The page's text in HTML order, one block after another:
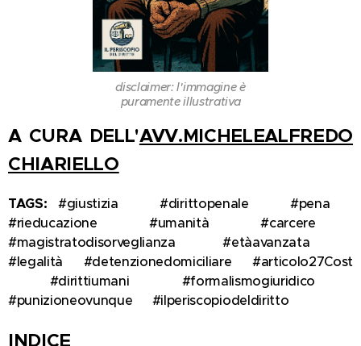
disclaimer: l'immagine è
puramente illustrativa
A CURA DELL'AVV.MICHELEALFREDO
CHIARIELLO
TAGS:#giustizia⚖️ #dirittopenale📚 #pena🚨
#rieducazione🧠 #umanità👴 #carcere🏚️
#magistratodisorveglianza👨‍⚖️ #etàavanzata⏳
#legalità📝 #detenzionedomiciliare🏠 #articolo27Cost
🇮🇹 #dirittiumani🕊️ #formalismogiuridico📑
#punizioneovunque❌ #ilperiscopiodeldiritto🔍
INDICE